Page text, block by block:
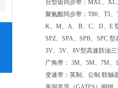
台型齿同步带：MXL、
聚氨酯同步带：T80、T5
K、M、A、B、C、D、E
SPZ、SPA、SPB、SPC
3V、5V、8V型高速防油
广角带： 3M、5M、7M、
变速带：英制、公制 联轴